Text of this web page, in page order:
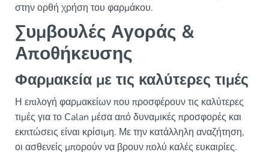
στην ορθή χρήση του φαρμάκου.
Συμβουλές Αγοράς &
Αποθήκευσης
Φαρμακεία με τις καλύτερες τιμές
Η επιλογή φαρμακείων που προσφέρουν τις καλύτερες
τιμές για το Calan μέσα από δυναμικές προσφορές και
εκπτώσεις είναι κρίσιμη. Με την κατάλληλη αναζήτηση,
οι ασθενείς μπορούν να βρουν πολύ καλές ευκαιρίες.